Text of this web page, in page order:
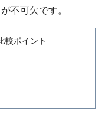
不可欠です。
較ポイント